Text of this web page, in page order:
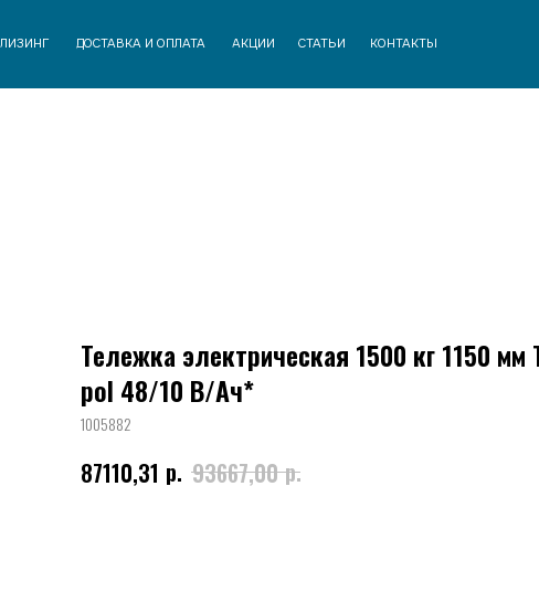
ДОСТАВКА И ОПЛАТА АКЦИИ СТАТЬИ КОНТАКТЫ
Тележка электрическая 1500 кг 1150 мм
pol 48/10 В/Ач*
1005882
87110,31 р. 93667,00 р.